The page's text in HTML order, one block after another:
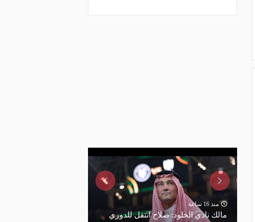
منذ 16 ساعة
مالك نادي الخلود: صلاح انتقل للدوري